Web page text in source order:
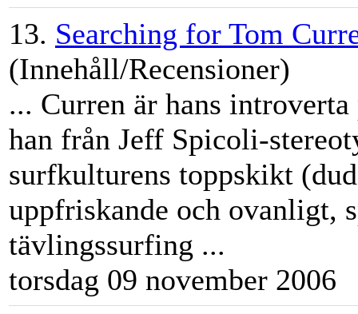
13. Searching for Tom
(Innehåll/Recensioner)
... Curren är hans
han från Jeff Spicoli-
surfkulturens toppskikt
uppfriskande och ovanligt,
tävlingssurfing ...
torsdag 09 november 2006